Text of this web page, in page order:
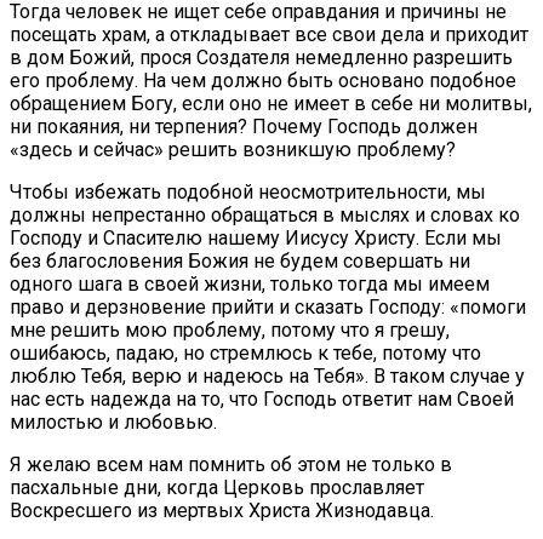
Тогда человек не ищет себе оправдания и причины не
посещать храм, а откладывает все свои дела и приходит
в дом Божий, прося Создателя немедленно разрешить
его проблему. На чем должно быть основано подобное
обращением Богу, если оно не имеет в себе ни молитвы,
ни покаяния, ни терпения? Почему Господь должен
«здесь и сейчас» решить возникшую проблему?
Чтобы избежать подобной неосмотрительности, мы
должны непрестанно обращаться в мыслях и словах ко
Господу и Спасителю нашему Иисусу Христу. Если мы
без благословения Божия не будем совершать ни
одного шага в своей жизни, только тогда мы имеем
право и дерзновение прийти и сказать Господу: «помоги
мне решить мою проблему, потому что я грешу,
ошибаюсь, падаю, но стремлюсь к тебе, потому что
люблю Тебя, верю и надеюсь на Тебя». В таком случае у
нас есть надежда на то, что Господь ответит нам Своей
милостью и любовью.
Я желаю всем нам помнить об этом не только в
пасхальные дни, когда Церковь прославляет
Воскресшего из мертвых Христа Жизнодавца.